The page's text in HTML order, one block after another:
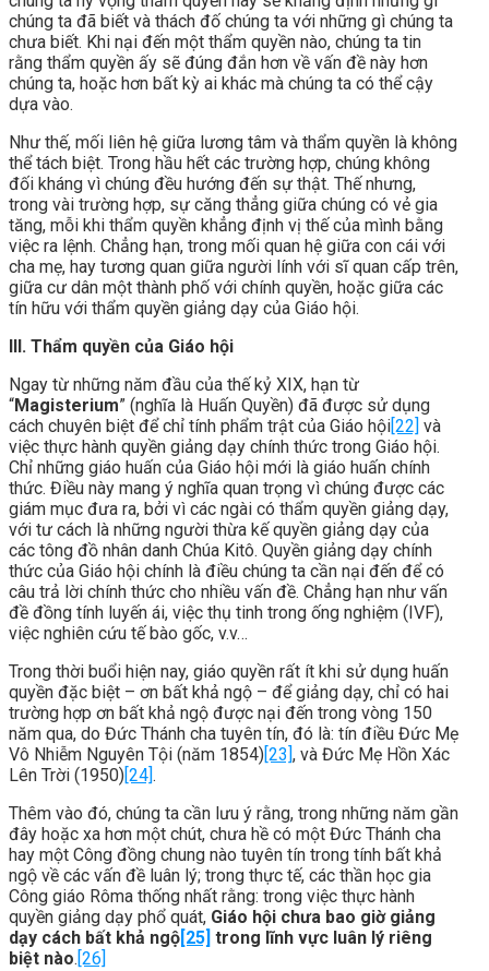
chúng ta đã biết và thách đố chúng ta với những gì chúng ta
chưa biết. Khi nại đến một thẩm quyền nào, chúng ta tin
rằng thẩm quyền ấy sẽ đúng đắn hơn về vấn đề này hơn
chúng ta, hoặc hơn bất kỳ ai khác mà chúng ta có thể cậy
dựa vào.
Như thế, mối liên hệ giữa lương tâm và thẩm quyền là không
thể tách biệt. Trong hầu hết các trường hợp, chúng không
đối kháng vì chúng đều hướng đến sự thật. Thế nhưng,
trong vài trường hợp, sự căng thẳng giữa chúng có vẻ gia
tăng, mỗi khi thẩm quyền khẳng định vị thế của mình bằng
việc ra lệnh. Chẳng hạn, trong mối quan hệ giữa con cái với
cha mẹ, hay tương quan giữa người lính với sĩ quan cấp trên,
giữa cư dân một thành phố với chính quyền, hoặc giữa các
tín hữu với thẩm quyền giảng dạy của Giáo hội.
III. Thẩm quyền của Giáo hội
Ngay từ những năm đầu của thế kỷ XIX, hạn từ
“Magisterium” (nghĩa là Huấn Quyền) đã được sử dụng
cách chuyên biệt để chỉ tính phẩm trật của Giáo hội [22] và
việc thực hành quyền giảng dạy chính thức trong Giáo hội.
Chỉ những giáo huấn của Giáo hội mới là giáo huấn chính
thức. Điều này mang ý nghĩa quan trọng vì chúng được các
giám mục đưa ra, bởi vì các ngài có thẩm quyền giảng dạy,
với tư cách là những người thừa kế quyền giảng dạy của
các tông đồ nhân danh Chúa Kitô. Quyền giảng dạy chính
thức của Giáo hội chính là điều chúng ta cần nại đến để có
câu trả lời chính thức cho nhiều vấn đề. Chẳng hạn như vấn
đề đồng tính luyến ái, việc thụ tinh trong ống nghiệm (IVF),
việc nghiên cứu tế bào gốc, v.v…
Trong thời buổi hiện nay, giáo quyền rất ít khi sử dụng huấn
quyền đặc biệt – ơn bất khả ngộ – để giảng dạy, chỉ có hai
trường hợp ơn bất khả ngộ được nại đến trong vòng 150
năm qua, do Đức Thánh cha tuyên tín, đó là: tín điều Đức Mẹ
Vô Nhiễm Nguyên Tội (năm 1854) [23] , và Đức Mẹ Hồn Xác
Lên Trời (1950) [24] .
Thêm vào đó, chúng ta cần lưu ý rằng, trong những năm gần
đây hoặc xa hơn một chút, chưa hề có một Đức Thánh cha
hay một Công đồng chung nào tuyên tín trong tính bất khả
ngộ về các vấn đề luân lý; trong thực tế, các thần học gia
Công giáo Rôma thống nhất rằng: trong việc thực hành
quyền giảng dạy phổ quát, Giáo hội chưa bao giờ giảng
dạy cách bất khả ngộ [25] trong lĩnh vực luân lý riêng
biệt nào. [26]